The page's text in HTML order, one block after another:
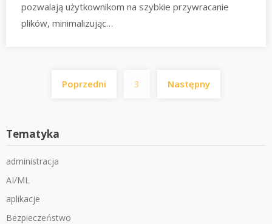
pozwalają użytkownikom na szybkie przywracanie
plików, minimalizując…
wpisów
Poprzedni 3 Następny
Tematyka
administracja
AI/ML
aplikacje
Bezpieczeństwo